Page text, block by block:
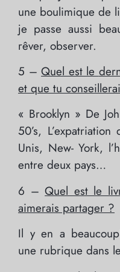
une boulimique de
je passe aussi
rêver, observer.
5 –Quel est le
et que tu
« Brooklyn » De
50’s,
Unis, New- York,
entre deux pays…
6 –Quel est le
aimerais partager ?
Il y en a
une rubrique dans